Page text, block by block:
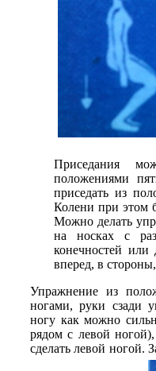
Приседания
положениями
приседать из
Колени при этом
Можно делать
на носках с
конечностей или
вперед, в
Упражнение из
ногами, руки сзади
ногу как можно
рядом с левой
сделать левой ногой.